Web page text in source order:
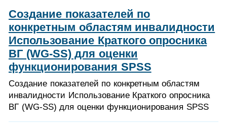
Создание показателей по
конкретным областям инвалидности
Использование Краткого опросника
ВГ (WG-SS) для оценки
функционирования SPSS
Создание показателей по конкретным областям
инвалидности Использование Краткого опросника
ВГ (WG-SS) для оценки функционирования SPSS